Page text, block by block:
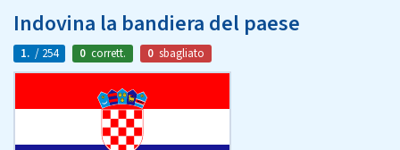
Indovina la bandiera del paese
1. / 254 0 corrett. 0 sbagliato